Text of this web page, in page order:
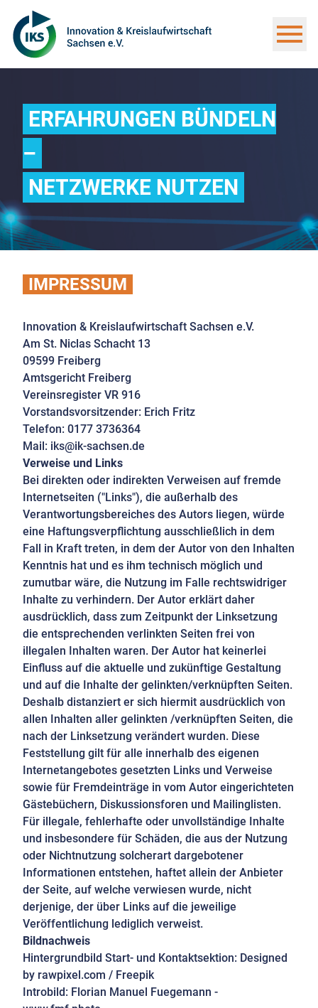
ERFAHRUNGEN BÜNDELN
–
NETZWERKE NUTZEN
IMPRESSUM
Innovation & Kreislaufwirtschaft Sachsen e.V.
Am St. Niclas Schacht 13
09599 Freiberg
Amtsgericht Freiberg
Vereinsregister VR 916
Vorstandsvorsitzender: Erich Fritz
Telefon: 0177 3736364
Mail: iks@ik-sachsen.de
Verweise und Links
Bei direkten oder indirekten Verweisen auf fremde
Internetseiten ("Links"), die außerhalb des
Verantwortungsbereiches des Autors liegen, würde
eine Haftungsverpflichtung ausschließlich in dem
Fall in Kraft treten, in dem der Autor von den Inhalten
Kenntnis hat und es ihm technisch möglich und
zumutbar wäre, die Nutzung im Falle rechtswidriger
Inhalte zu verhindern. Der Autor erklärt daher
ausdrücklich, dass zum Zeitpunkt der Linksetzung
die entsprechenden verlinkten Seiten frei von
illegalen Inhalten waren. Der Autor hat keinerlei
Einfluss auf die aktuelle und zukünftige Gestaltung
und auf die Inhalte der gelinkten/verknüpften Seiten.
Deshalb distanziert er sich hiermit ausdrücklich von
allen Inhalten aller gelinkten /verknüpften Seiten, die
nach der Linksetzung verändert wurden. Diese
Feststellung gilt für alle innerhalb des eigenen
Internetangebotes gesetzten Links und Verweise
sowie für Fremdeinträge in vom Autor eingerichteten
Gästebüchern, Diskussionsforen und Mailinglisten.
Für illegale, fehlerhafte oder unvollständige Inhalte
und insbesondere für Schäden, die aus der Nutzung
oder Nichtnutzung solcherart dargebotener
Informationen entstehen, haftet allein der Anbieter
der Seite, auf welche verwiesen wurde, nicht
derjenige, der über Links auf die jeweilige
Veröffentlichung lediglich verweist.
Bildnachweis
Hintergrundbild Start- und Kontaktsektion: Designed
by rawpixel.com / Freepik
Introbild: Florian Manuel Fuegemann -